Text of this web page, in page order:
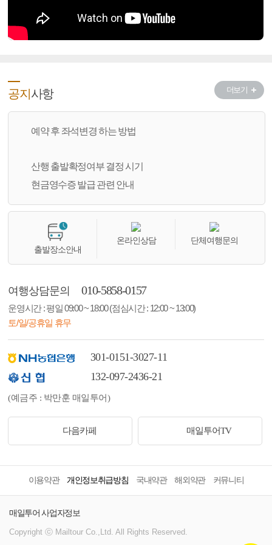
공지 사항 더보기
예약 후 좌석변경 하는 방법
산행 출발확정여부 결정 시기
현금영수증 발급 관련 안내
출발장소안내
온라인상담 단체여행문의
여행상담문의 010-5858-0157
운영시간 : 평일 09:00 ~ 18:00 (점심시간 : 12:00 ~ 13:00)
토/일/공휴일 휴무
301-0151-3027-11
132-097-2436-21
(예금주 : 박만훈 매일투어)
다음카페 매일투어TV
이용약관 개인정보취급방침 국내약관 해외약관 커뮤니티
매일투어 사업자정보
Copyright ⓒ Mailtour Co.,Ltd. All Rights Reserved.